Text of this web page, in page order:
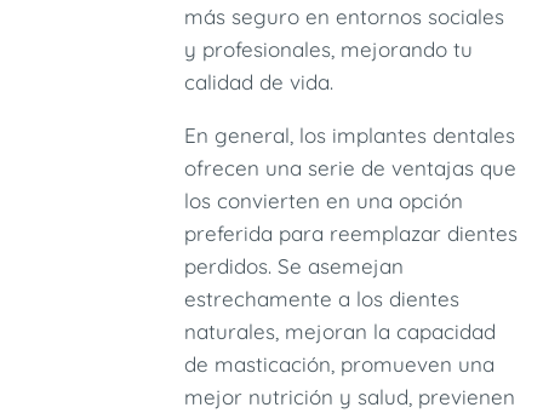
más seguro en entornos sociales
y profesionales, mejorando tu
calidad de vida.
En general, los implantes dentales
ofrecen una serie de ventajas que
los convierten en una opción
preferida para reemplazar dientes
perdidos. Se asemejan
estrechamente a los dientes
naturales, mejoran la capacidad
de masticación, promueven una
mejor nutrición y salud, previenen